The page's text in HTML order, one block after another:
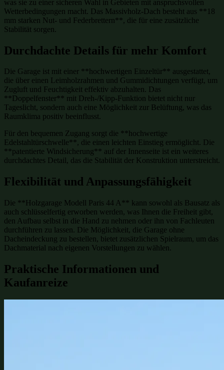
was sie zu einer sicheren Wahl in Gebieten mit anspruchsvollen
Wetterbedingungen macht. Das Massivholz-Dach besteht aus **18
mm starken Nut- und Federbrettern**, die für eine zusätzliche
Stabilität sorgen.
Durchdachte Details für mehr Komfort
Die Garage ist mit einer **hochwertigen Einzeltür** ausgestattet,
die über einen Leimholzrahmen und Gummidichtungen verfügt, um
Zugluft und Feuchtigkeit effektiv abzuhalten. Das
**Doppelfenster** mit Dreh-/Kipp-Funktion bietet nicht nur
Tageslicht, sondern auch eine Möglichkeit zur Belüftung, was das
Raumklima positiv beeinflusst.
Für den bequemen Zugang sorgt die **hochwertige
Edelstahltürschwelle**, die einen leichten Einstieg ermöglicht. Die
**patentierte Windsicherung** auf der Innenseite ist ein weiteres
durchdachtes Detail, das die Stabilität der Konstruktion unterstreicht.
Flexibilität und Anpassungsfähigkeit
Die **Holzgarage Modell Paris 44 A** kann sowohl als Bausatz als
auch schlüsselfertig erworben werden, was Ihnen die Freiheit gibt,
den Aufbau selbst in die Hand zu nehmen oder ihn von Fachleuten
durchführen zu lassen. Die Möglichkeit, die Garage ohne
Dacheindeckung zu bestellen, bietet zusätzlichen Spielraum, um das
Dachmaterial nach eigenen Vorstellungen zu wählen.
Praktische Informationen und
Kaufanreize